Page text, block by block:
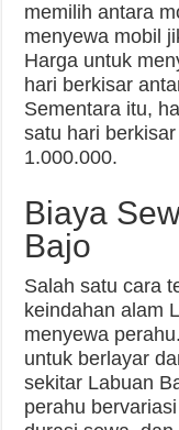
memilih antara
menyewa mobil
Harga untuk
hari berkisar
Sementara itu,
satu hari
1.000.000.
Biaya
Bajo
Salah satu cara
keindahan alam
menyewa
untuk berlayar
sekitar Labuan
perahu